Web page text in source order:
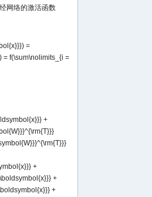
网络的激活函数
=
= f(\sum\nolimits_{i =
+
+
+
+